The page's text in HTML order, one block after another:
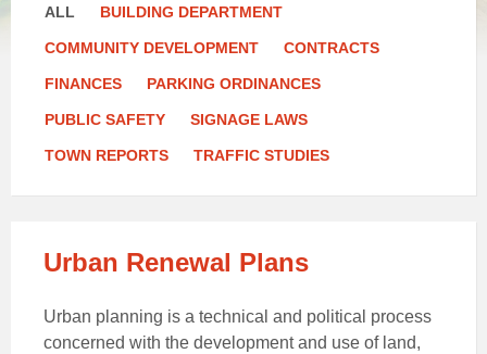
ALL BUILDING DEPARTMENT
COMMUNITY DEVELOPMENT CONTRACTS
FINANCES PARKING ORDINANCES
PUBLIC SAFETY SIGNAGE LAWS
TOWN REPORTS TRAFFIC STUDIES
Urban Renewal Plans
Urban planning is a technical and political process
concerned with the development and use of land,